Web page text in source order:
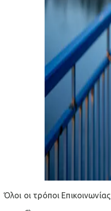
Όλοι οι τρόποι Επικοινωνίας